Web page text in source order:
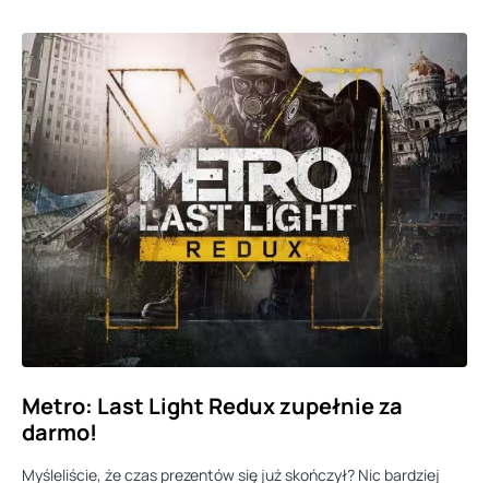
Metro: Last Light Redux zupełnie za
darmo!
Myśleliście, że czas prezentów się już skończył? Nic bardziej